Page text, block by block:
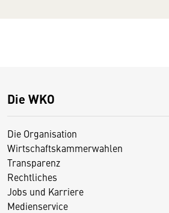
Die WKO
Die Organisation
Wirtschaftskammerwahlen
Transparenz
Rechtliches
Jobs und Karriere
Medienservice